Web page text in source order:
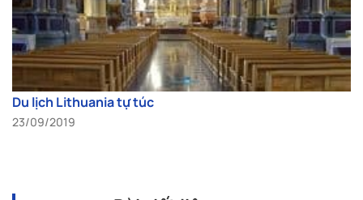
Du lịch Lithuania tự túc
23/09/2019